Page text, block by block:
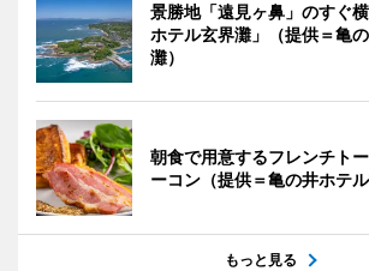
景勝地「遠見ヶ鼻」のすぐ
ホテル玄界灘」（提供＝亀
灘）
朝食で用意するフレンチト
ーコン（提供＝亀の井ホテル
もっと見る